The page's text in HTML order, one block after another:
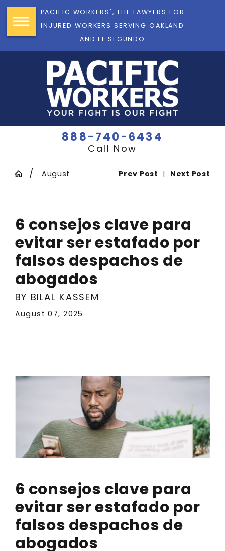
PACIFIC WORKERS', THE LAWYERS FOR
INJURED WORKERS SERVING OAKLAND
AND EL SEGUNDO
888-740-6434
Call Now
August Prev Post | Next Post
6 consejos clave para
evitar ser estafado por
falsos despachos de
abogados
BY BILAL KASSEM
August 07, 2025
6 consejos clave para
evitar ser estafado por
falsos despachos de
abogados